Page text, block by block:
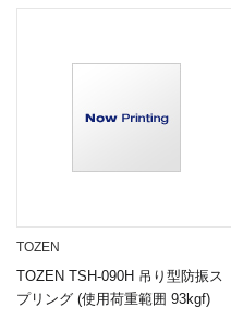
TOZEN
TOZEN TSH-090H 吊り型防振ス
プリング (使用荷重範囲 93kgf)